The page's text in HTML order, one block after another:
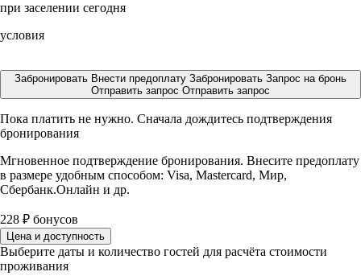
при заселении сегодня
условия
Забронировать Внести предоплату Забронировать Запрос на бронь
Отправить запрос Отправить запрос
Пока платить не нужно. Сначала дождитесь подтверждения
бронирования
Мгновенное подтверждение бронирования. Внесите предоплату
в размере удобным способом: Visa, Mastercard, Мир,
Сбербанк.Онлайн и др.
228 ₽ бонусов
Цена и доступность
Выберите даты и количество гостей для расчёта стоимости
проживания